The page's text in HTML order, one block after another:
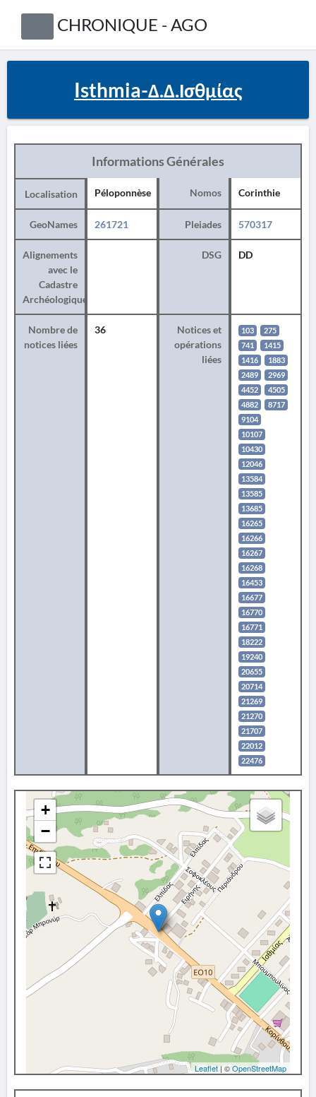
CHRONIQUE - AGO
Isthmia-Δ.Δ.Ισθμίας
Informations Générales
Localisation Péloponnèse Nomos Corinthie
GeoNames 261721 Pleiades 570317
Alignements
avec le
Cadastre
Archéologique
DSG DD
Nombre de
notices liées
36
Notices et
opérations
liées
103
275
741
1415
1416
1883
2489
2969
4452
4505
4882
8717
9104
10107
10430
12046
13584
13585
13685
16265
16266
16267
16268
16453
16677
16770
16771
18222
19240
20655
20714
21269
21270
21707
22012
22476
+
−
Leaflet| ©OpenStreetMap